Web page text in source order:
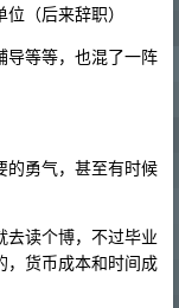
（后来辞职）
导等等，也混了一阵
的勇气，甚至有时候
去读个博，不过毕业
，货币成本和时间成